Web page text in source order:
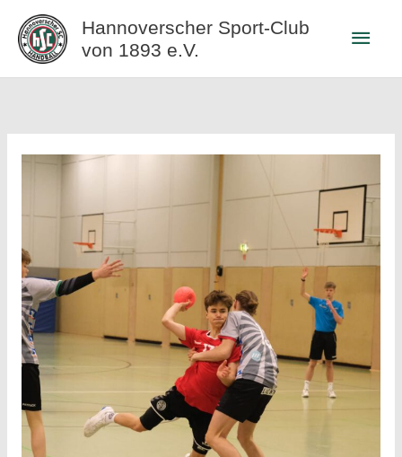
Inhalt
springen
Hannoverscher Sport-Club
von 1893 e.V.